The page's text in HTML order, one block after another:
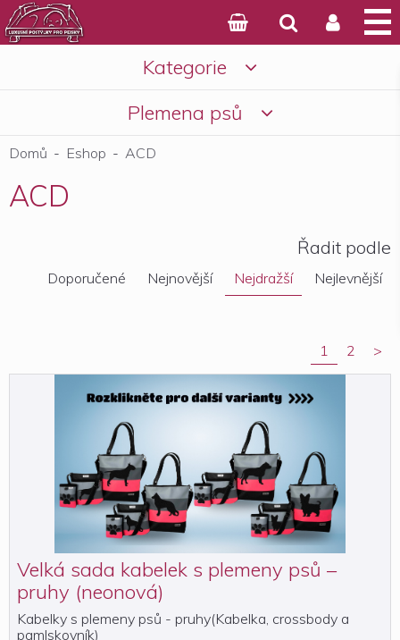

Košík


Kategorie

Plemena psů

Domů - Eshop - ACD
ACD
Řadit podle
Doporučené Nejnovější Nejdražší Nejlevnější
1 2 >
Velká sada kabelek s plemeny psů –
pruhy (neonová)
Kabelky s plemeny psů - pruhy(Kabelka, crossbody a
pamlskovník)